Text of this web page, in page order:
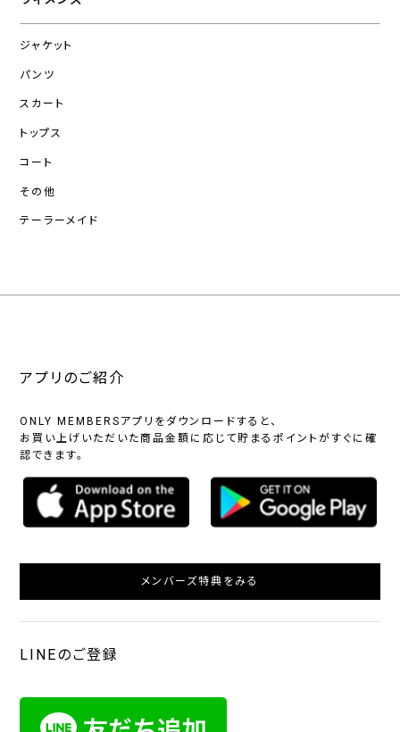
ジャケット
パンツ
スカート
トップス
コート
その他
テーラーメイド
アプリのご紹介
ONLY MEMBERSアプリをダウンロードすると、
お買い上げいただいた商品金額に応じて貯まるポイントがすぐに確
認できます。
メンバーズ特典をみる
LINEのご登録